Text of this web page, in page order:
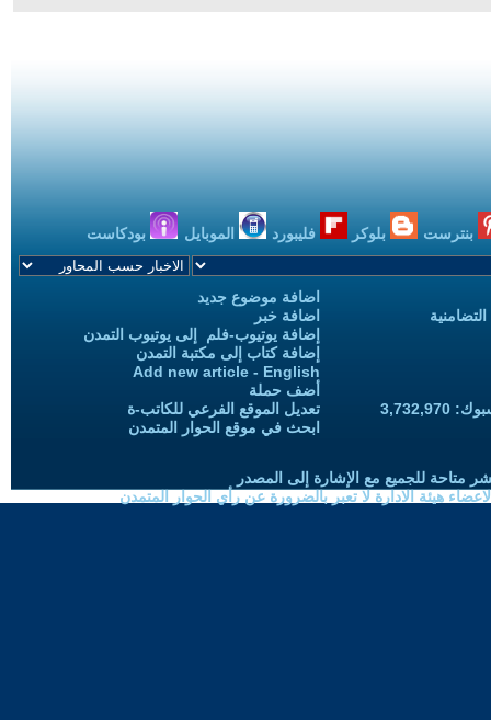
بنترست بلوكر فليبورد الموبايل بودكاست
اضافة موضوع جديد
اضافة خبر
إضافة يوتيوب-فلم إلى يوتيوب التمدن
إضافة كتاب إلى مكتبة التمدن
Add new article - English
أضف حملة
تعديل الموقع الفرعي للكاتب-ة
ابحث في موقع الحوار المتمدن
متاحة للجميع مع الإشارة إلى المصدر
هيئة الادارة لا تعبر بالضرورة عن رأي الحوار المتمدن